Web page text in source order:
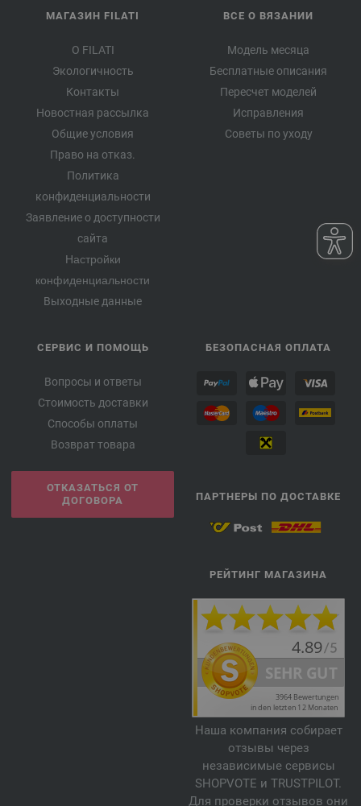
МАГАЗИН FILATI
О FILATI
Экологичность
Контакты
Новостная рассылка
Общие условия
Право на отказ.
Политика
конфиденциальности
Заявление о доступности
сайта
Настройки
конфиденциальности
Выходные данные
ВСЕ О ВЯЗАНИИ
Модель месяца
Бесплатные описания
Пересчет моделей
Исправления
Советы по уходу
СЕРВИС И ПОМОЩЬ
Вопросы и ответы
Стоимость доставки
Способы оплаты
Возврат товара
ОТКАЗАТЬСЯ ОТ
ДОГОВОРА
БЕЗОПАСНАЯ ОПЛАТА
ПАРТНЕРЫ ПО ДОСТАВКЕ
РЕЙТИНГ МАГАЗИНА
Наша компания собирает
отзывы через
независимые сервисы
SHOPVOTE и TRUSTPILOT.
Для проверки отзывов они